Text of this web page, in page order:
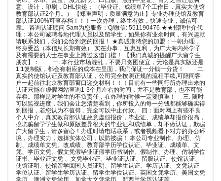
意、设计，印刷，DHL快递； （毕业证、成绩单7个工作日，真实大使馆
教育部认证2个月。） 【郑重声明：质量满意为止】专业办理使馆及教育
部认证100%可查存档！！！一次办理，终生有效，快速专业，诚信可
靠。 咨询认证顾问 Sam为您服务：Q/微信: 551190476 ★★招聘中介代
理：本公司诚聘各地代理人员以及留学生，如果你有业余时间，有兴趣就
请联系我们，我们会给到您的回报！ ★真诚期待您的加盟：一朝办理，
终身受益（本信息长期有效） 实在办事，互惠互利，为广大海内外学子
及有需要的人士在事业上跨过这道门槛！ 【我们真诚的提醒广大留学生
朋友】： 一. 本行业市场混乱，不要只贪图便宜，无论是真实版还是
1:1复制版，都会有相应的成本在里面，我们保证一分钱一分货！ 二.
真实的使馆认证及教育部认证，公司完全按照正规的流程手续,可陪同客
户一起前往北京教育部窗口递交材料！！！目前有一些同行所办理出来的
认证只能在虚假网站查询1-3个月左右的时间，并不是教育部，也不可能
存档。那样是对学生的不负责任，在办理的时候一定要慎重！ 三. 随时
可以监视进度，我们会让您清楚看到，你所投入的每一分钱都能够确实得
到回报，若您认为不值得，完全可以中止付款。 四：面对网上有些不良
个人中介，真实教育部认证故意虚假报价，毕业证、成绩单却报价很高，
挖坑骗留学学生做和原版差异很大的毕业证和成绩单，却不做认证，欺骗
广大留学生，请多留心！办理时请电话联系，或者视频看下对方的办公环
境，办理实力，选择实体公司，以防被骗！ 本公司专业制作、办理、仿
制、成绩单文凭、改成绩、教育部学历学位认证、毕业证、成绩单、文
凭、学历文凭、假文凭假毕业证假学历书制作、假制作、办理、仿制学位
证书、毕业证文凭 、文凭毕业证、毕业证认证、留服认证、使馆认证、
使馆证明、使馆留学回国人员证明、留学生认证、学历认证、文凭认证
学位认证、留学生学历认证、留学生学位认证、英国文凭学历、美国文凭